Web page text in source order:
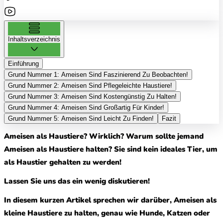
Inhaltsverzeichnis
Einführung
Grund Nummer 1: Ameisen Sind Faszinierend Zu Beobachten!
Grund Nummer 2: Ameisen Sind Pflegeleichte Haustiere!
Grund Nummer 3: Ameisen Sind Kostengünstig Zu Halten!
Grund Nummer 4: Ameisen Sind Großartig Für Kinder!
Grund Nummer 5: Ameisen Sind Leicht Zu Finden!
Fazit
Ameisen als Haustiere? Wirklich? Warum sollte jemand
Ameisen als Haustiere halten? Sie sind kein ideales Tier, um
als Haustier gehalten zu werden!
Lassen Sie uns das ein wenig diskutieren!
In diesem kurzen Artikel sprechen wir darüber, Ameisen als
kleine Haustiere zu halten, genau wie Hunde, Katzen oder